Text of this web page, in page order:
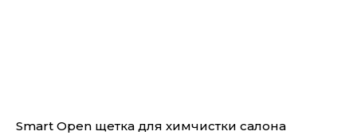
Smart Open щетка для химчистки салона